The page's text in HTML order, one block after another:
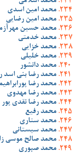
محمد امین اسدی
محمد امین رضایی
محمد حسین
محمد خدمتی
محمد خزایی
محمد خلیلی
محمد دانشور
محمد رضا بنی اسد
محمد رضا
محمد رضا مهدوی
محمد رضا نقدی پور
محمد رفیع
محمد ستاری
محمد سیستانی
محمد صالح موسی
محمد صبوری